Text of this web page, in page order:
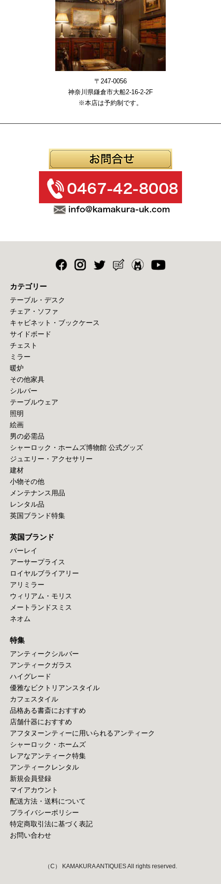
〒247-0056
神奈川県鎌倉市大船2-16-2-2F
※本店は予約制です。
カテゴリー
テーブル・デスク
チェア・ソファ
キャビネット・ブックケース
サイドボード
チェスト
ミラー
暖炉
その他家具
シルバー
テーブルウェア
照明
絵画
男の必需品
シャーロック・ホームズ博物館 公式グッズ
ジュエリー・アクセサリー
建材
小物その他
メンテナンス用品
レンタル品
英国ブランド特集
英国ブランド
バーレイ
アーサープライス
ロイヤルブライアリー
アリミラー
ウィリアム・モリス
メートランドスミス
ネオム
特集
アンティークシルバー
アンティークガラス
ハイグレード
優雅なビクトリアンスタイル
カフェスタイル
品格ある書斎におすすめ
店舗什器におすすめ
アフタヌーンティーに用いられるアンティーク
シャーロック・ホームズ
レアなアンティーク特集
アンティークレンタル
新規会員登録
マイアカウント
配送方法・送料について
プライバシーポリシー
特定商取引法に基づく表記
お問い合わせ
（C） KAMAKURA ANTIQUES All rights reserved.